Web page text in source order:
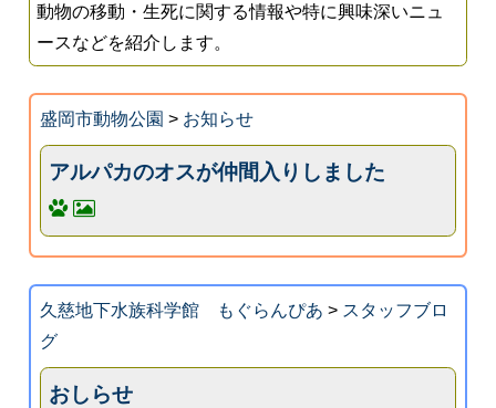
動物の移動・生死に関する情報や特に興味深いニュ
ースなどを紹介します。
盛岡市動物公園 > お知らせ
アルパカのオスが仲間入りしました
久慈地下水族科学館 もぐらんぴあ > スタッフブロ
グ
おしらせ